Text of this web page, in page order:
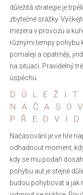
důležitá strategie je
zbytečné srážky.
mezera v provozu a
různými tempy pohybu
pomaleji a opatrněji,
na situaci. Pravidelný
úspěchu.
Načasování je ve hře
odhadnout moment,
kdy se mu podaří
pohybu aut je stejně
budou pohybovat a jak